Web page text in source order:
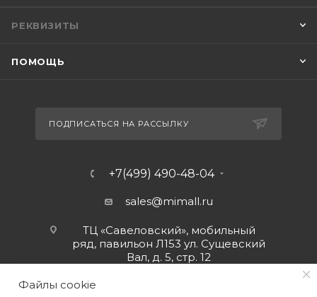
РЕКВИЗИТЫ
ПОМОЩЬ
ПОДПИСАТЬСЯ НА РАССЫЛКУ
+7(499) 490-48-04
sales@mimall.ru
ТЦ «Савеловский», мобильный
ряд, павильон Л153 ул. Сущевский
Вал, д. 5, стр. 12
Файлы cookie